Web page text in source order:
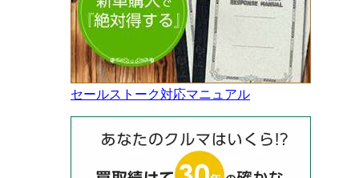
セールストーク対応マニュアル